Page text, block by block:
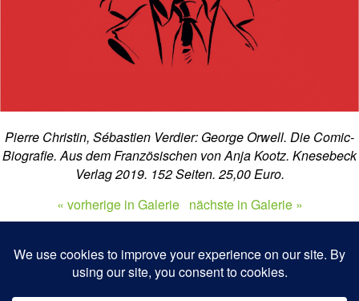
Pierre Christin, Sébastien Verdier: George Orwell. Die Comic-
Biografie. Aus dem Französischen von Anja Kootz. Knesebeck
Verlag 2019. 152 Seiten. 25,00 Euro.
« vorherige in Galerie nächste in Galerie »
Zum Seitenanfang